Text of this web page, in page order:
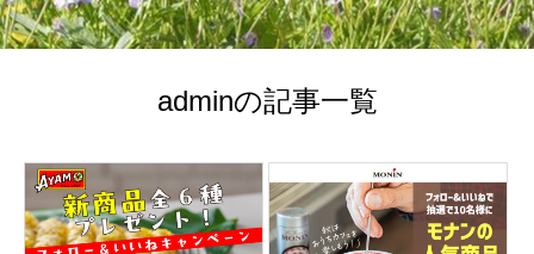
adminの記事一覧